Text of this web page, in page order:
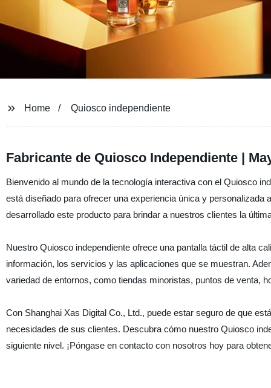
Home Quiosco independiente
Fabricante de Quiosco Independiente |
Bienvenido al mundo de la tecnología interactiva con el Quiosco
está diseñado para ofrecer una experiencia única y
desarrollado este producto para brindar a nuestros clientes la
Nuestro Quiosco independiente ofrece una pantalla táctil de alta
información, los servicios y las aplicaciones que se muestran.
variedad de entornos, como tiendas minoristas, puntos de venta,
Con Shanghai Xas Digital Co., Ltd., puede estar seguro de que
necesidades de sus clientes. Descubra cómo nuestro Quiosco
siguiente nivel. ¡Póngase en contacto con nosotros hoy para